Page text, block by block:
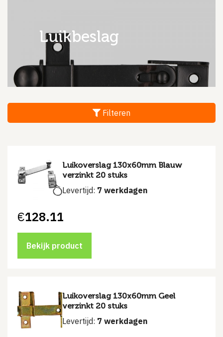
luikbeslag
Filteren
Luikoverslag 130x60mm Blauw
verzinkt 20 stuks
Levertijd: 7 werkdagen
€128.11
Bekijk product
Luikoverslag 130x60mm Geel
verzinkt 20 stuks
Levertijd: 7 werkdagen